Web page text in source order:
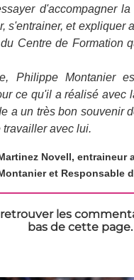
d'accompagner
s'entrainer, et expliquer
Centre de Formation
Philippe Montanier
ce qu'il a réalisé avec
a un très bon souvenir
avec lui.
Novell, entraineur
et Responsable
les
bas de cette page.